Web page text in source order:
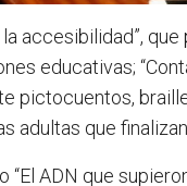
accesibilidad”,
educativas;
pictocuentos,
adultas que
ADN que